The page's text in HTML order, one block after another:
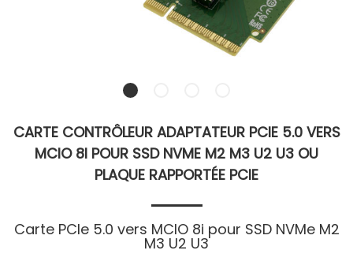
CARTE CONTRÔLEUR ADAPTATEUR PCIE 5.0 VERS
MCIO 8I POUR SSD NVME M2 M3 U2 U3 OU
PLAQUE RAPPORTÉE PCIE
Carte PCIe 5.0 vers MCIO 8i pour SSD NVMe M2
M3 U2 U3